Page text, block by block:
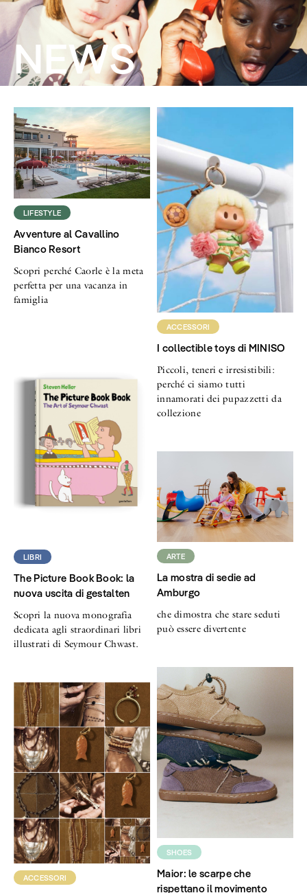
NEWS
LIFESTYLE
Avventure al Cavallino
Bianco Resort
Scopri perché Caorle è la meta
perfetta per una vacanza in
famiglia
ACCESSORI
I collectible toys di MINISO
Piccoli, teneri e irresistibili:
perché ci siamo tutti
innamorati dei pupazzetti da
collezione
LIBRI
The Picture Book Book: la
nuova uscita di gestalten
Scopri la nuova monografia
dedicata agli straordinari libri
illustrati di Seymour Chwast.
ARTE
La mostra di sedie ad
Amburgo
che dimostra che stare seduti
può essere divertente
ACCESSORI
SHOES
Maior: le scarpe che
rispettano il movimento